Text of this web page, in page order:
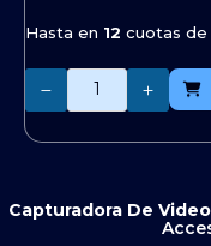
Hasta en 12 cuotas de
Capturadora De